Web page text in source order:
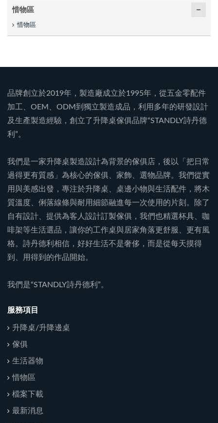
惜物區
惜物區
品牌創立於2019年，製造廠成立於1995年，從五金零配件
加工、OEM、ODM到獨立製造成品，利用多年的研發設計
及生產製造經驗，創立了升降桌傢俱品牌“STANDLY詩丹德
利”。
我們是一家升降桌製造設計為背景的傢俱店，後以「把日常
過得更有質感」為核心的傢俱、家飾、選物品牌。我們從實
用與美感出發，專注於升降桌、桌邊小物與生活配件，將木
質溫度、俐落線條與耐用細節融進每一次使用的片刻。除了
自有設計、提供為客人設計訂製傢俱，我們也精選杯具、咖
啡架等生活選品，讓你的工作桌與居家角落更舒服、更有風
格。詩丹德利相信，好好生活不是奢侈，而是從每天摸得
到、用得到的作品開始。
我們是“STANDLY詩丹德利”。
服務項目
升降桌/升降邊桌
傢俱
生活器物
惜物區
檔案下載
最新消息